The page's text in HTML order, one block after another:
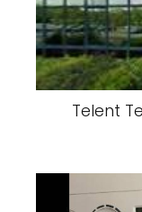
Telent